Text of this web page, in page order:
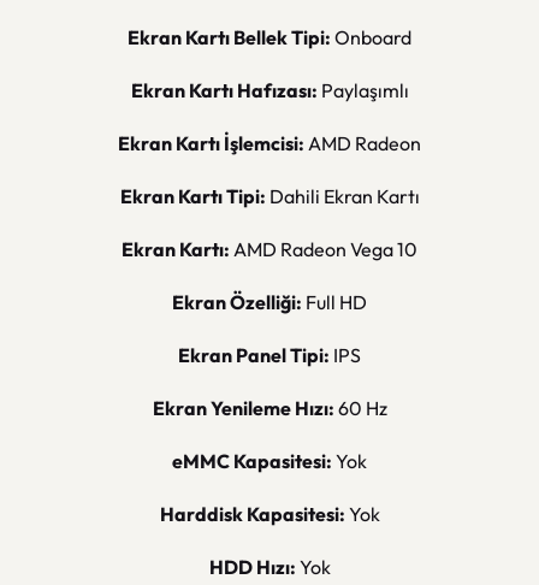
Ekran Kartı Bellek Tipi: Onboard
Ekran Kartı Hafızası: Paylaşımlı
Ekran Kartı İşlemcisi: AMD Radeon
Ekran Kartı Tipi: Dahili Ekran Kartı
Ekran Kartı: AMD Radeon Vega 10
Ekran Özelliği: Full HD
Ekran Panel Tipi: IPS
Ekran Yenileme Hızı: 60 Hz
eMMC Kapasitesi: Yok
Harddisk Kapasitesi: Yok
HDD Hızı: Yok